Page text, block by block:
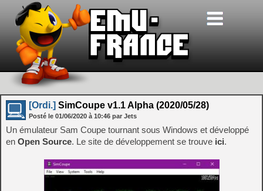
[Ordi.] SimCoupe v1.1 Alpha (2020/05/28)
Posté le 01/06/2020 à 10:46 par Jets
Un émulateur Sam Coupe tournant sous Windows et développé
en Open Source. Le site de développement se trouve ici.